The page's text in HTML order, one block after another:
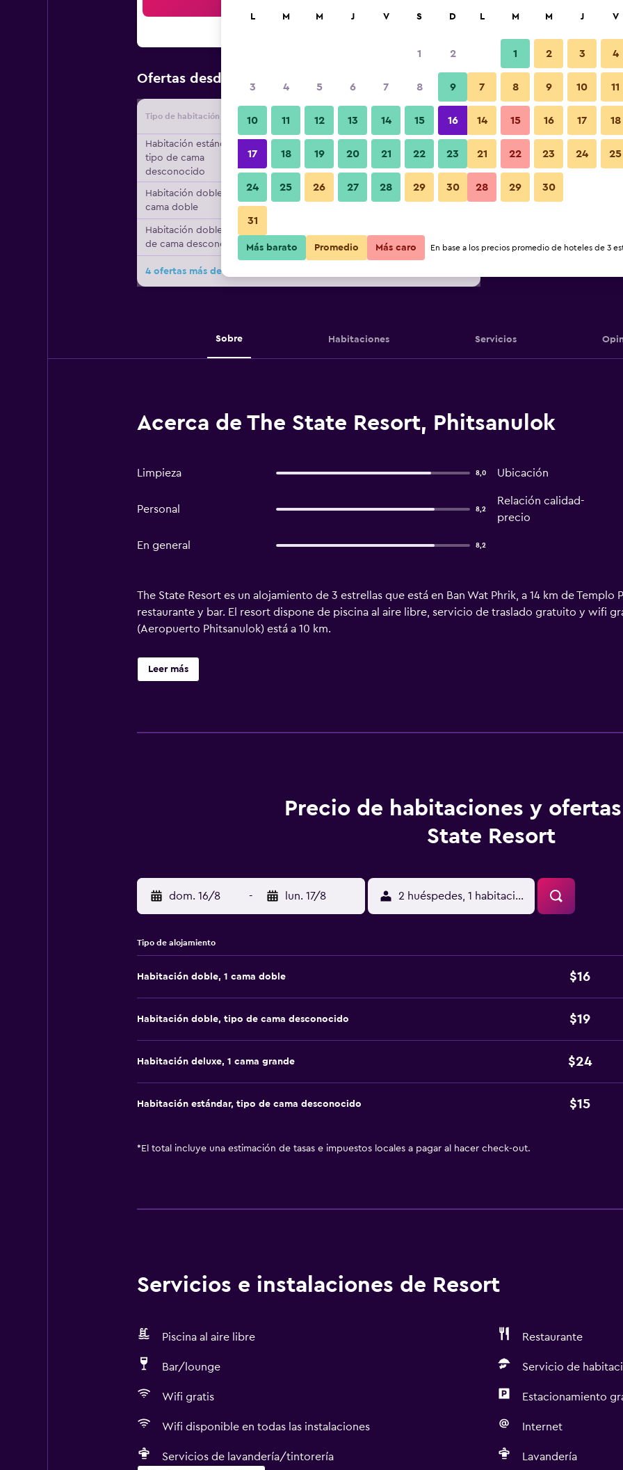
Ofertas desde Oferta más barata de precio por noche
Tipo de habitación Proveedor Total noche
Habitación estándar,
tipo de cama
desconocido
$15 Ver oferta
Habitación doble, 1
cama doble
$16 Ver oferta
Habitación doble, tipo
de cama desconocido
$19 Ver oferta
4 ofertas más de The State Resort
Sobre Habitaciones Servicios
Acerca de The State Resort, Phitsanulok
Limpieza 8,0 Ubicación
Personal 8,2
Relación calidad-
precio
En general 8,2
The State Resort es un alojamiento de 3 estrellas que está en Ban Wat Phrik, a 14 km de Templo
restaurante y bar. El resort dispone de piscina al aire libre, servicio de traslado gratuito y wifi
(Aeropuerto Phitsanulok) está a 10 km.
Leer más
Precio de habitaciones y
State Resort
dom. 16/8 - lun. 17/8 2 huéspedes, 1 habitación
Tipo de alojamiento
Habitación doble, 1 cama doble $16
Habitación doble, tipo de cama desconocido $19
Habitación deluxe, 1 cama grande $24
Habitación estándar, tipo de cama desconocido $15
* El total incluye una estimación de tasas e impuestos locales a pagar al hacer check-out.
Servicios e instalaciones de Resort
Piscina al aire libre Restaurante
Bar/lounge Servicio de
Wifi gratis Estacionamiento
Wifi disponible en todas las instalaciones Internet
Servicios de lavandería/tintorería Lavandería
L M M J V S D
1 2
3 4 5 6 7 8 9
10 11 12 13 14 15 16
17 18 19 20 21 22 23
24 25 26 27 28 29 30
31
L M M J V
1 2 3 4
7 8 9 10 11
14 15 16 17 18
21 22 23 24 25
28 29 30
Más barato Promedio Más caro En base a los precios promedio de hoteles de 3